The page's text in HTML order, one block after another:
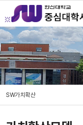
SW가치확산